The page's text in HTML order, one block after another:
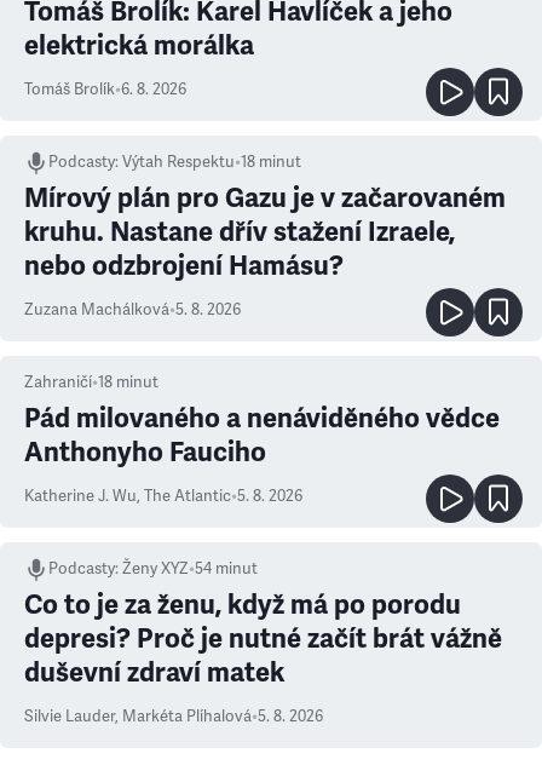
Tomáš Brolík: Karel Havlíček a jeho
elektrická morálka
Tomáš Brolík•6. 8. 2026
Podcasty:Výtah Respektu•18 minut
Mírový plán pro Gazu je v začarovaném
kruhu. Nastane dřív stažení Izraele,
nebo odzbrojení Hamásu?
Zuzana Machálková•5. 8. 2026
Zahraničí•18 minut
Pád milovaného a nenáviděného vědce
Anthonyho Fauciho
Katherine J. Wu, The Atlantic•5. 8. 2026
Podcasty:Ženy XYZ•54 minut
Co to je za ženu, když má po porodu
depresi? Proč je nutné začít brát vážně
duševní zdraví matek
Silvie Lauder, Markéta Plíhalová•5. 8. 2026